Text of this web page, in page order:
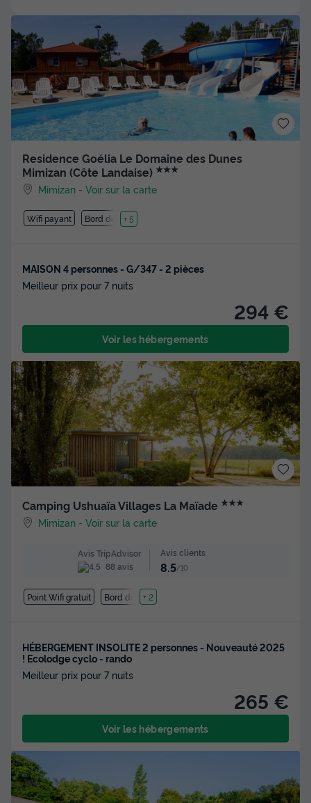
Residence Goélia Le Domaine des Dunes
Mimizan (Côte Landaise) ★★★
Mimizan -Voir sur la carte
Wifi payant Bord de mer
+ 5
MAISON 4 personnes - G/347 - 2 pièces
Meilleur prix pour 7 nuits
294 €
Voir les hébergements
Camping Ushuaïa Villages La Maïade ★★★
Mimizan -Voir sur la carte
Avis TripAdvisor
88 avis
Avis clients
8.5/10
Point Wifi gratuit Bord de mer
+ 2
HÉBERGEMENT INSOLITE 2 personnes - Nouveauté 2025
! Ecolodge cyclo - rando
Meilleur prix pour 7 nuits
265 €
Voir les hébergements